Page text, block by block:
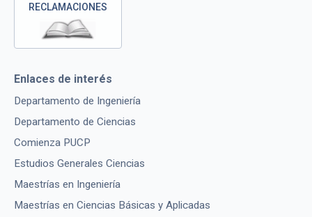
RECLAMACIONES
Enlaces de interés
Departamento de Ingeniería
Departamento de Ciencias
Comienza PUCP
Estudios Generales Ciencias
Maestrías en Ingeniería
Maestrías en Ciencias Básicas y Aplicadas